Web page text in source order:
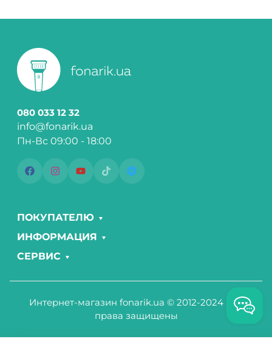
080 033 12 32
info@fonarik.ua
Пн-Вс 09:00 - 18:00
ПОКУПАТЕЛЮ
ИНФОРМАЦИЯ
СЕРВИС
Интернет-магазин fonarik.ua © 2012-2024 Все
права защищены